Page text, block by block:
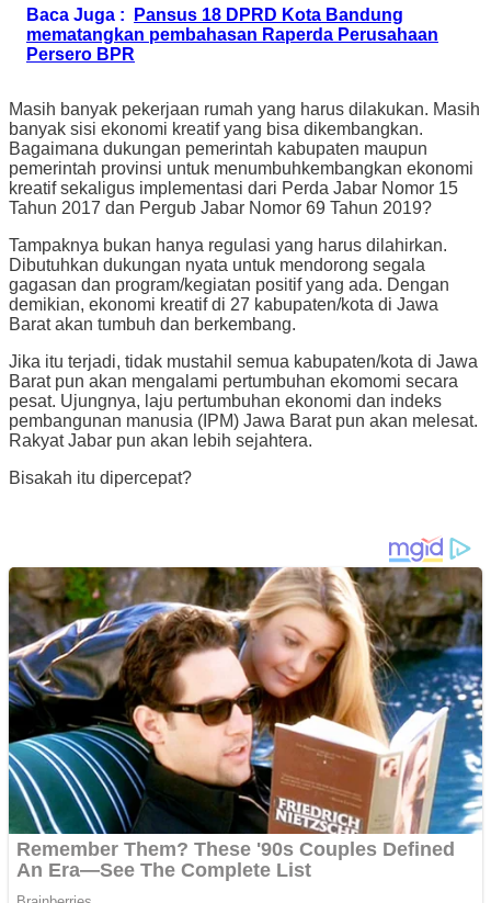
Baca Juga :
Pansus 18 DPRD Kota Bandung
mematangkan pembahasan Raperda Perusahaan
Persero BPR
Masih banyak pekerjaan rumah yang harus dilakukan. Masih
banyak sisi ekonomi kreatif yang bisa dikembangkan.
Bagaimana dukungan pemerintah kabupaten maupun
pemerintah provinsi untuk menumbuhkembangkan ekonomi
kreatif sekaligus implementasi dari Perda Jabar Nomor 15
Tahun 2017 dan Pergub Jabar Nomor 69 Tahun 2019?
Tampaknya bukan hanya regulasi yang harus dilahirkan.
Dibutuhkan dukungan nyata untuk mendorong segala
gagasan dan program/kegiatan positif yang ada. Dengan
demikian, ekonomi kreatif di 27 kabupaten/kota di Jawa
Barat akan tumbuh dan berkembang.
Jika itu terjadi, tidak mustahil semua kabupaten/kota di Jawa
Barat pun akan mengalami pertumbuhan ekomomi secara
pesat. Ujungnya, laju pertumbuhan ekonomi dan indeks
pembangunan manusia (IPM) Jawa Barat pun akan melesat.
Rakyat Jabar pun akan lebih sejahtera.
Bisakah itu dipercepat?